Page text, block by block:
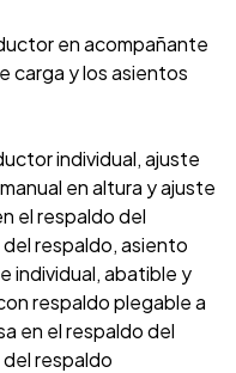
en acompañante
carga y los asientos
individual, ajuste
en altura y ajuste
el respaldo del
respaldo, asiento
individual, abatible y
respaldo plegable a
en el respaldo del
respaldo